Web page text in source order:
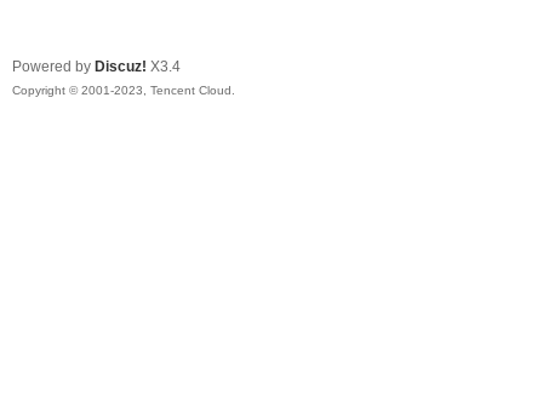
Powered by Discuz! X3.4
Copyright © 2001-2023, Tencent Cloud.